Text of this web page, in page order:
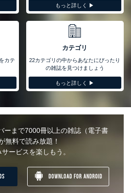
もっと詳しく ▶︎
カテ
カテゴリ
22カテゴリの中からあなたにぴったり
の雑誌を見つけましょう
もっと詳しく ▶︎
ーまで7000冊以上の雑誌（電子書
無料で読み放題！
ービスを楽しもう。
DOWNLOAD FOR ANDROID